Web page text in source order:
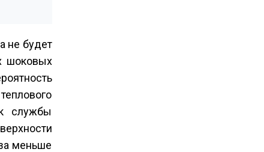
не будет
шоковых
службы
меньше